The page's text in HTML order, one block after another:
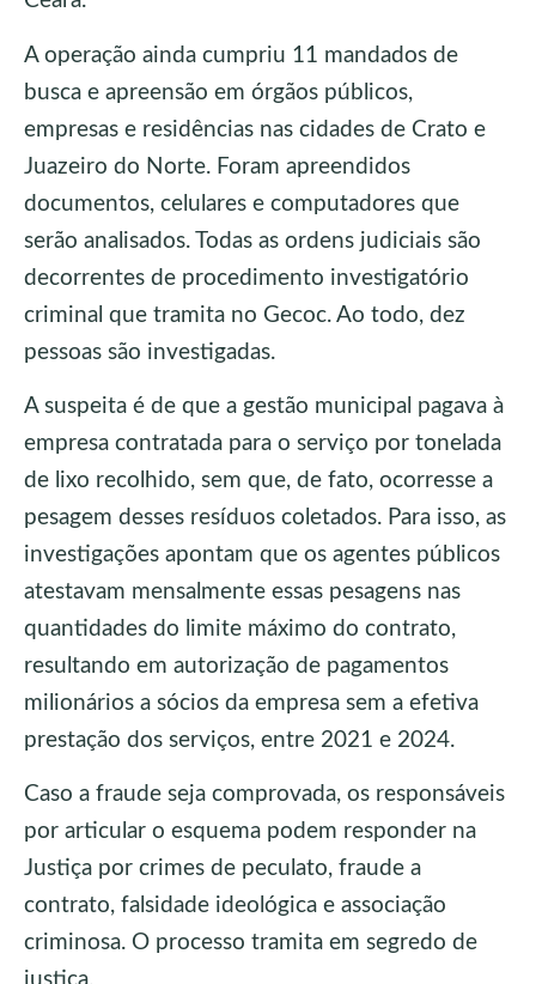
A operação ainda cumpriu 11 mandados de
busca e apreensão em órgãos públicos,
empresas e residências nas cidades de Crato e
Juazeiro do Norte. Foram apreendidos
documentos, celulares e computadores que
serão analisados. Todas as ordens judiciais são
decorrentes de procedimento investigatório
criminal que tramita no Gecoc. Ao todo, dez
pessoas são investigadas.
A suspeita é de que a gestão municipal pagava à
empresa contratada para o serviço por tonelada
de lixo recolhido, sem que, de fato, ocorresse a
pesagem desses resíduos coletados. Para isso, as
investigações apontam que os agentes públicos
atestavam mensalmente essas pesagens nas
quantidades do limite máximo do contrato,
resultando em autorização de pagamentos
milionários a sócios da empresa sem a efetiva
prestação dos serviços, entre 2021 e 2024.
Caso a fraude seja comprovada, os responsáveis
por articular o esquema podem responder na
Justiça por crimes de peculato, fraude a
contrato, falsidade ideológica e associação
criminosa. O processo tramita em segredo de